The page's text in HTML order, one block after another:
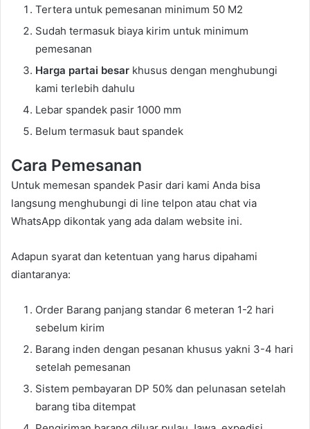
Tertera untuk pemesanan minimum 50 M2
Sudah termasuk biaya kirim untuk minimum
pemesanan
Harga partai besar khusus dengan menghubungi
kami terlebih dahulu
Lebar spandek pasir 1000 mm
Belum termasuk baut spandek
Cara Pemesanan
Untuk memesan spandek Pasir dari kami Anda bisa
langsung menghubungi di line telpon atau chat via
WhatsApp dikontak yang ada dalam website ini.
Adapun syarat dan ketentuan yang harus dipahami
diantaranya:
Order Barang panjang standar 6 meteran 1-2 hari
sebelum kirim
Barang inden dengan pesanan khusus yakni 3-4 hari
setelah pemesanan
Sistem pembayaran DP 50% dan pelunasan setelah
barang tiba ditempat